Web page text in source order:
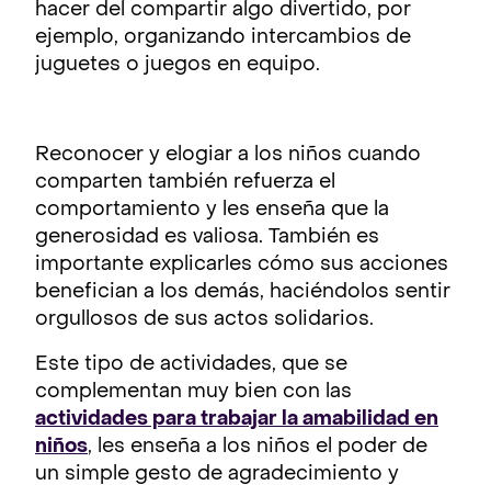
hacer del compartir algo divertido, por
ejemplo, organizando intercambios de
juguetes o juegos en equipo.
Reconocer y elogiar a los niños cuando
comparten también refuerza el
comportamiento y les enseña que la
generosidad es valiosa. También es
importante explicarles cómo sus acciones
benefician a los demás, haciéndolos sentir
orgullosos de sus actos solidarios.
Este tipo de actividades, que se
complementan muy bien con las
actividades para trabajar la amabilidad en
niños, les enseña a los niños el poder de
un simple gesto de agradecimiento y